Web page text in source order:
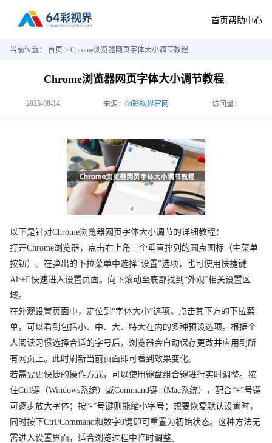
首页帮助中心
当前位置： 首页 > Chrome浏览器网页字体大小调节教程
Chrome浏览器网页字体大小调节教程
2025-08-14 来源： 64彩视界官网 访问量：
以下是针对Chrome浏览器网页字体大小调节的详细教程：
打开Chrome浏览器，点击右上角三个垂直排列的圆点图标（主菜单
按钮）。在弹出的下拉菜单中选择“设置”选项，也可使用快捷键
Alt+E快速进入设置页面。向下滚动至底部找到“外观”相关设置区
域。
在外观设置页面中，定位到“字体大小”选项。点击其下方的下拉菜
单，可以看到包括小、中、大、特大在内的多种预设选项。根据个
人阅读习惯选择合适的字号后，浏览器会自动保存更改并应用到所
有网页上。此时刷新当前页面即可看到效果变化。
若需要更快捷的操作方式，可以使用键盘组合键进行实时调整。按
住Ctrl键（Windows系统）或Command键（Mac系统），配合“+”号键
可逐步放大字体；按“-”号键则能缩小字号；想要恢复默认设置时，
同时按下Ctrl/Command和数字0键即可重置为初始状态。这种方法无
需进入设置界面，适合浏览过程中临时调整。